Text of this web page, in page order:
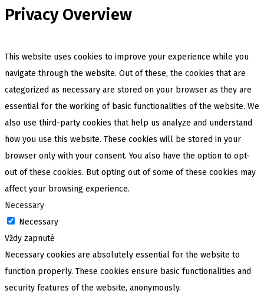
Privacy Overview
This website uses cookies to improve your experience while you
navigate through the website. Out of these, the cookies that are
categorized as necessary are stored on your browser as they are
essential for the working of basic functionalities of the website. We
also use third-party cookies that help us analyze and understand
how you use this website. These cookies will be stored in your
browser only with your consent. You also have the option to opt-
out of these cookies. But opting out of some of these cookies may
affect your browsing experience.
Necessary
Necessary
Vždy zapnuté
Necessary cookies are absolutely essential for the website to
function properly. These cookies ensure basic functionalities and
security features of the website, anonymously.